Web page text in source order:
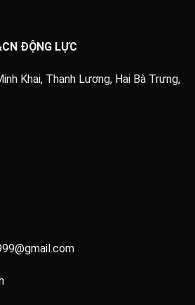
ĐỘNG LỰC
Khai, Thanh Lương, Hai Bà Trưng,